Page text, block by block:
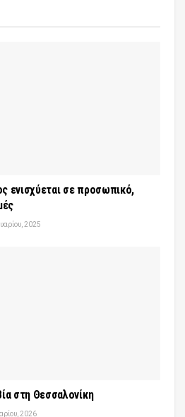
ενισχύεται σε προσωπικό,
2025
στη Θεσσαλονίκη
2026